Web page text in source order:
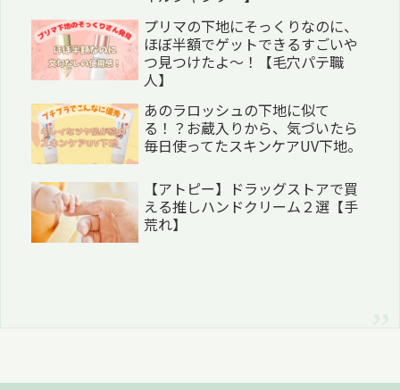
プリマの下地にそっくりなのに、
ほぼ半額でゲットできるすごいや
つ見つけたよ〜！【毛穴パテ職
人】
あのラロッシュの下地に似て
る！？お蔵入りから、気づいたら
毎日使ってたスキンケアUV下地。
【アトピー】ドラッグストアで買
える推しハンドクリーム２選【手
荒れ】